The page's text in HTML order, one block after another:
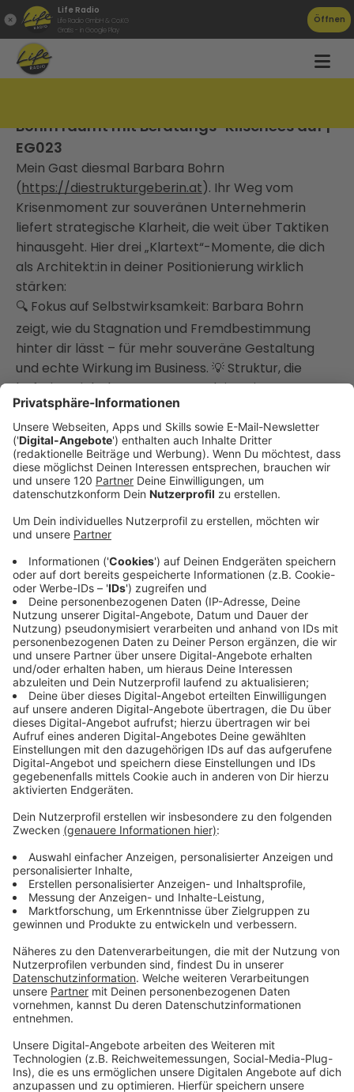
Life Radio
Life Radio GmbH & Co.KG
Gratis - in Google Play
Öffnen
Bohrn räumt mit Beratungs-Klischees auf |
EG023
Mein Gast diesmal Barbara Bohrn
(https://diestrukturgeberin.at). Ihr Weg vom
Krisenmoment zur souveränen Unternehmerin
liefert strategische Klarheit, die weit über Taktiken
hinausgeht. Hier drei „Klartext“-Momente, die dich
als Architekt:in in deiner Positionierung wirklich
stärken:
🔍 Fokus auf Selbstwirksamkeit: Barbara Bohrn
zeigt, wie du Stagnation und Fremdbestimmung
hinter dir lässt – für mehr souveräne Gestaltung
und echte Wirkung im Business. 💡 Struktur, die
befreit – nicht bremst: Warum deine eigenen
Leitplanken Basis für Wachstum und Leichtigkeit
sind und wie du sie als Coach oder Berater einsetzt,
um nachhaltiges Vertrauen aufzubauen.
🧩 Ehrlicher Umgang mit Herausforderungen: Wie
offene Kommunikation und das Teilen auch
unangenehmer Erfahrungen zu tiefem, resilientem
Vertrauen bei idealen Kunden führt – und dich als
Original markiert.
Du erfährst in dieser Folge, wie du mit strategischer
Klarheit und Authentizität deine Marke als Experte
aufbaust, Burnout- und Taktikhustle hinter dir lässt
und dir eine Kundenbasis gewinnst, die wirklich zu dir
passt. Das ist Klarheit, die sich auszahlt – ehrlicher,
souveräner und inspirierender als jedes Marketing-
Blabla.
____
Dein nächster Schritt: Vom Hörer zum Strategen.
Du spürst, dass ein Podcast der richtige Hebel für
dein Business ist, aber weißt nicht, wie du deine
Expertise in ein Format gießt, das „klar“ statt „laut“
Als strategischer Podcast-Coach und dipl.
systemischer Coach verbinde ich Marketing-
Erfahrung (seit 2006) mit der Tiefe, die deinem
Fundament oft fehlt.
Wir finden deine Haltung und deine Botschaft, bevor
wir über Mikrofone reden.
Strategie-Gespräch. Wir klären in 30 Minuten, ob
(und wie) ich der richtige Partner für dein
Fundament bin.
➡️ Buche hier deinen Termin:
http://teddy.click/zusammenarbeit
Bleiben wir in Kontakt: LinkedIn:
https://www.linkedin.com/in/friesenecker/